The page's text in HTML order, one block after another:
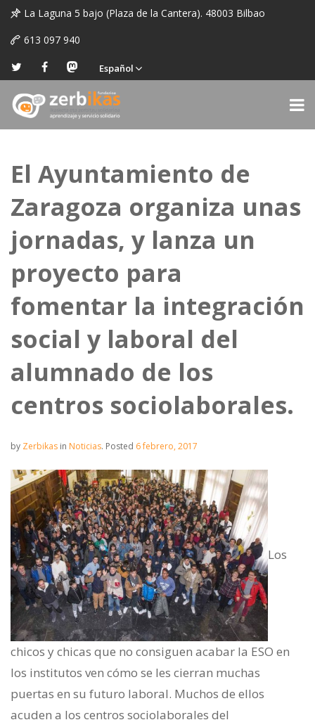
La Laguna 5 bajo (Plaza de la Cantera). 48003 Bilbao
613 097 940
Español
El Ayuntamiento de
Zaragoza organiza unas
jornadas, y lanza un
proyecto para
fomentar la integración
social y laboral del
alumnado de los
centros sociolaborales.
by Zerbikas in Noticias. Posted 6 febrero, 2017
Los
chicos y chicas que no consiguen acabar la ESO en
los institutos ven cómo se les cierran muchas
puertas en su futuro laboral. Muchos de ellos
acuden a los centros sociolaborales del